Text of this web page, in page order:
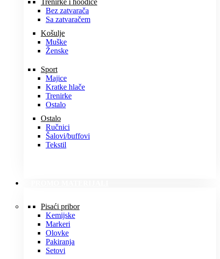
Trenirke i hoodice
Bez zatvarača
Sa zatvaračem
Košulje
Muške
Ženske
Sport
Majice
Kratke hlače
Trenirke
Ostalo
Ostalo
Ručnici
Šalovi/buffovi
Tekstil
Pisaći pribor
Kemijske
Markeri
Olovke
Pakiranja
Setovi